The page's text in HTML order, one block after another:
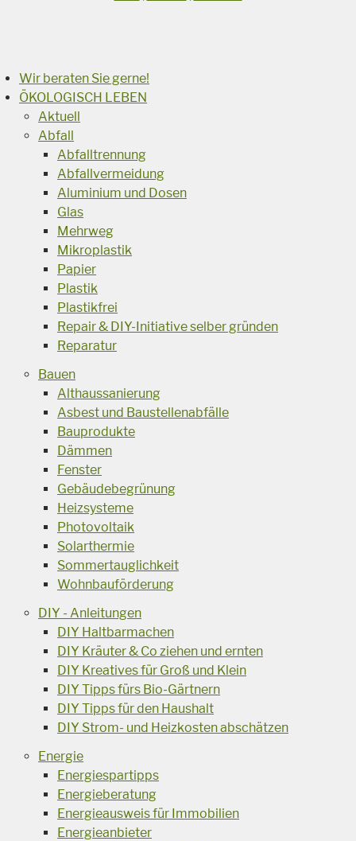
Wir beraten Sie gerne!
ÖKOLOGISCH LEBEN
Aktuell
Abfall
Abfalltrennung
Abfallvermeidung
Aluminium und Dosen
Glas
Mehrweg
Mikroplastik
Papier
Plastik
Plastikfrei
Repair & DIY-Initiative selber gründen
Reparatur
Bauen
Althaussanierung
Asbest und Baustellenabfälle
Bauprodukte
Dämmen
Fenster
Gebäudebegrünung
Heizsysteme
Photovoltaik
Solarthermie
Sommertauglichkeit
Wohnbauförderung
DIY - Anleitungen
DIY Haltbarmachen
DIY Kräuter & Co ziehen und ernten
DIY Kreatives für Groß und Klein
DIY Tipps fürs Bio-Gärtnern
DIY Tipps für den Haushalt
DIY Strom- und Heizkosten abschätzen
Energie
Energiespartipps
Energieberatung
Energieausweis für Immobilien
Energieanbieter